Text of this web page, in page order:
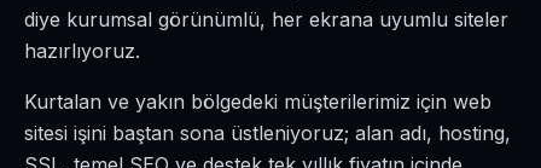
diye kurumsal görünümlü, her ekrana uyumlu siteler
hazırlıyoruz.
Kurtalan ve yakın bölgedeki müşterilerimiz için web
sitesi işini baştan sona üstleniyoruz; alan adı, hosting,